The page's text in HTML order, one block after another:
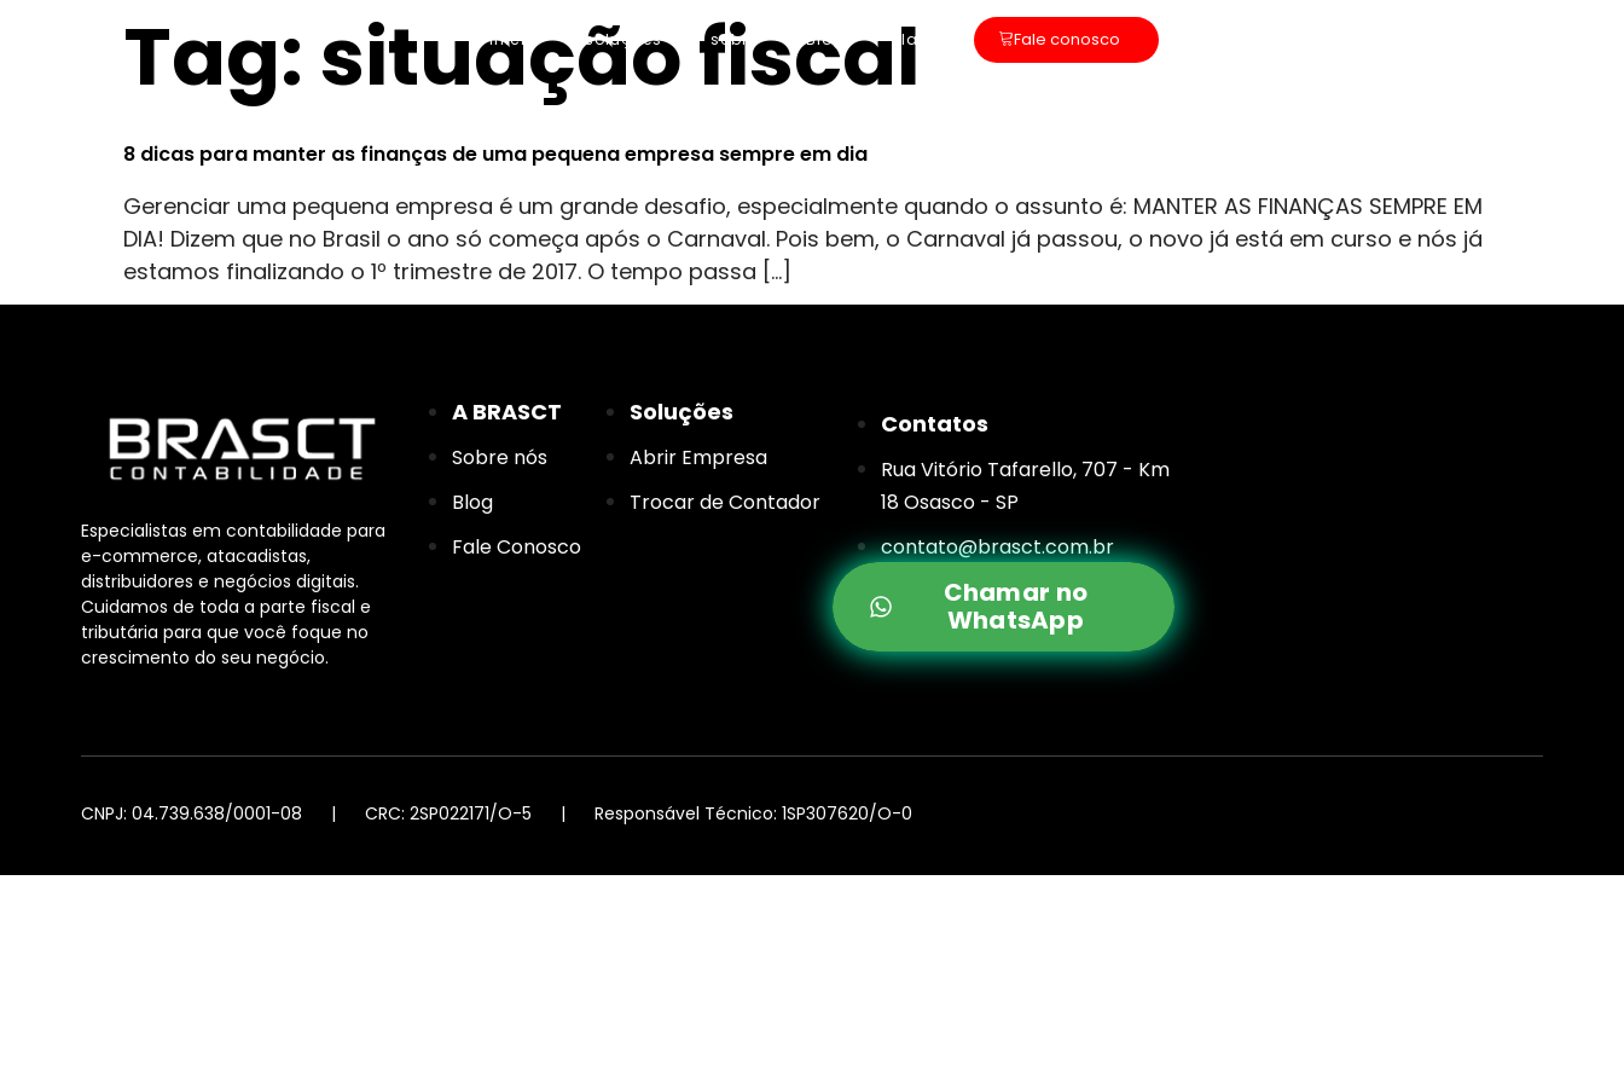
inicio soluções sobre Blog Planos Fale conosco
Tag:situação fiscal
8 dicas para manter as finanças de uma pequena empresa sempre em dia
Gerenciar uma pequena empresa é um grande desafio, especialmente quando o assunto é: MANTER AS FINANÇAS SEMPRE EM
DIA! Dizem que no Brasil o ano só começa após o Carnaval. Pois bem, o Carnaval já passou, o novo já está em curso e nós já
estamos finalizando o 1º trimestre de 2017. O tempo passa […]
Especialistas em contabilidade para
e-commerce, atacadistas,
distribuidores e negócios digitais.
Cuidamos de toda a parte fiscal e
tributária para que você foque no
crescimento do seu negócio.
A BRASCT
Sobre nós
Blog
Fale Conosco
Soluções
Abrir Empresa
Trocar de Contador
Contatos
Rua Vitório Tafarello, 707 - Km
18 Osasco - SP
contato@brasct.com.br
Chamar no
WhatsApp
CNPJ: 04.739.638/0001-08 | CRC: 2SP022171/O-5 | Responsável Técnico: 1SP307620/O-0